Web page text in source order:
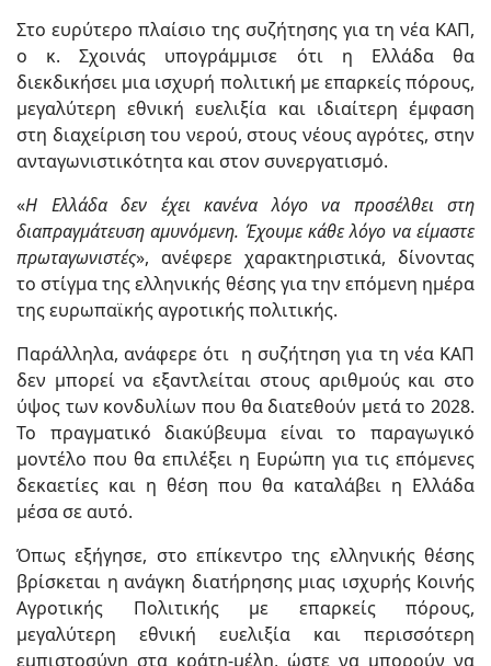
Στο ευρύτερο πλαίσιο της συζήτησης για τη νέα ΚΑΠ,
ο κ. Σχοινάς υπογράμμισε ότι η Ελλάδα θα
διεκδικήσει μια ισχυρή πολιτική με επαρκείς πόρους,
μεγαλύτερη εθνική ευελιξία και ιδιαίτερη έμφαση
στη διαχείριση του νερού, στους νέους αγρότες, στην
ανταγωνιστικότητα και στον συνεργατισμό.
«Η Ελλάδα δεν έχει κανένα λόγο να προσέλθει στη
διαπραγμάτευση αμυνόμενη. Έχουμε κάθε λόγο να είμαστε
πρωταγωνιστές», ανέφερε χαρακτηριστικά, δίνοντας
το στίγμα της ελληνικής θέσης για την επόμενη ημέρα
της ευρωπαϊκής αγροτικής πολιτικής.
Παράλληλα, ανάφερε ότι η συζήτηση για τη νέα ΚΑΠ
δεν μπορεί να εξαντλείται στους αριθμούς και στο
ύψος των κονδυλίων που θα διατεθούν μετά το 2028.
Το πραγματικό διακύβευμα είναι το παραγωγικό
μοντέλο που θα επιλέξει η Ευρώπη για τις επόμενες
δεκαετίες και η θέση που θα καταλάβει η Ελλάδα
μέσα σε αυτό.
Όπως εξήγησε, στο επίκεντρο της ελληνικής θέσης
βρίσκεται η ανάγκη διατήρησης μιας ισχυρής Κοινής
Αγροτικής Πολιτικής με επαρκείς πόρους,
μεγαλύτερη εθνική ευελιξία και περισσότερη
εμπιστοσύνη στα κράτη-μέλη, ώστε να μπορούν να